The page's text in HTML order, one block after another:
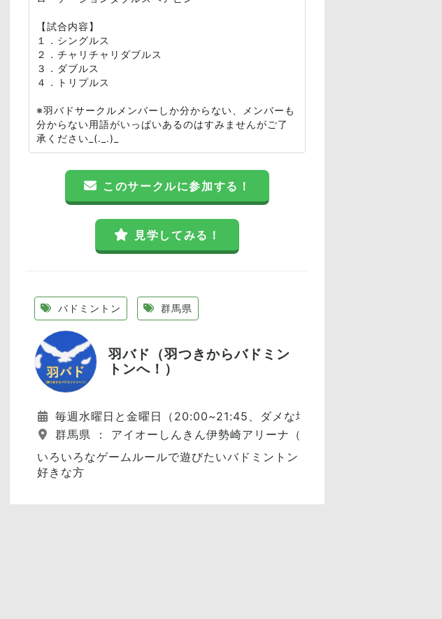
【試合内容】
１．シングルス
２．チャリチャリダブルス
３．ダブルス
４．トリプルス
※羽バドサークルメンバーしか分からない、メンバーも
分からない用語がいっぱいあるのはすみませんがご了
承ください_(._.)_
このサークルに参加する！
見学してみる！
バドミントン 群馬県
羽バド（羽つきからバドミン
トンへ！）
毎週水曜日と金曜日（20:00~21:45、ダメな場合は振替日としてその
群馬県 ： アイオーしんきん伊勢崎アリーナ（本館または第二体育館）
いろいろなゲームルールで遊びたいバドミントン
好きな方